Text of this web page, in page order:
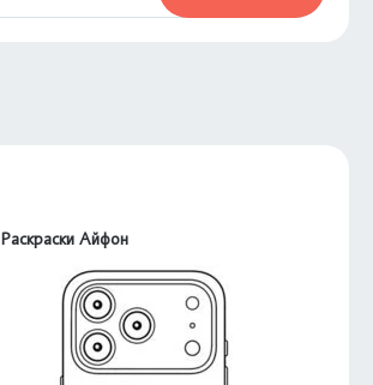
Раскраски Айфон